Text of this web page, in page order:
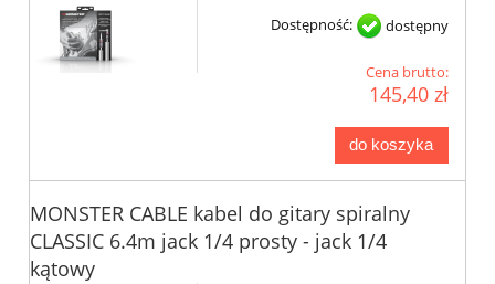
Dostępność: dostępny
Cena brutto:
145,40 zł
do koszyka
MONSTER CABLE kabel do gitary spiralny
CLASSIC 6.4m jack 1/4 prosty - jack 1/4
kątowy